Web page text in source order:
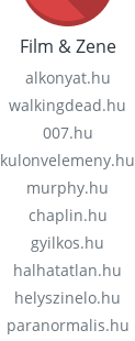
Film & Zene
alkonyat.hu
walkingdead.hu
007.hu
kulonvelemeny.hu
murphy.hu
chaplin.hu
gyilkos.hu
halhatatlan.hu
helyszinelo.hu
paranormalis.hu